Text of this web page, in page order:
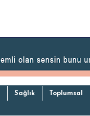
Sağlık Toplumsal